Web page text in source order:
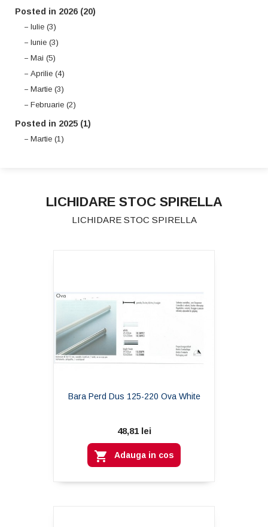
Posted in 2026 (20)
Iulie (3)
Iunie (3)
Mai (5)
Aprilie (4)
Martie (3)
Februarie (2)
Posted in 2025 (1)
Martie (1)
LICHIDARE STOC SPIRELLA
LICHIDARE STOC SPIRELLA
Bara Perd Dus 125-220 Ova White
48,81 lei
 Adauga in cos